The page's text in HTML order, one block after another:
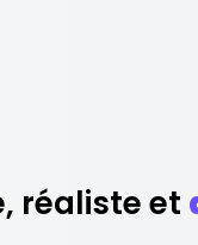
réaliste et